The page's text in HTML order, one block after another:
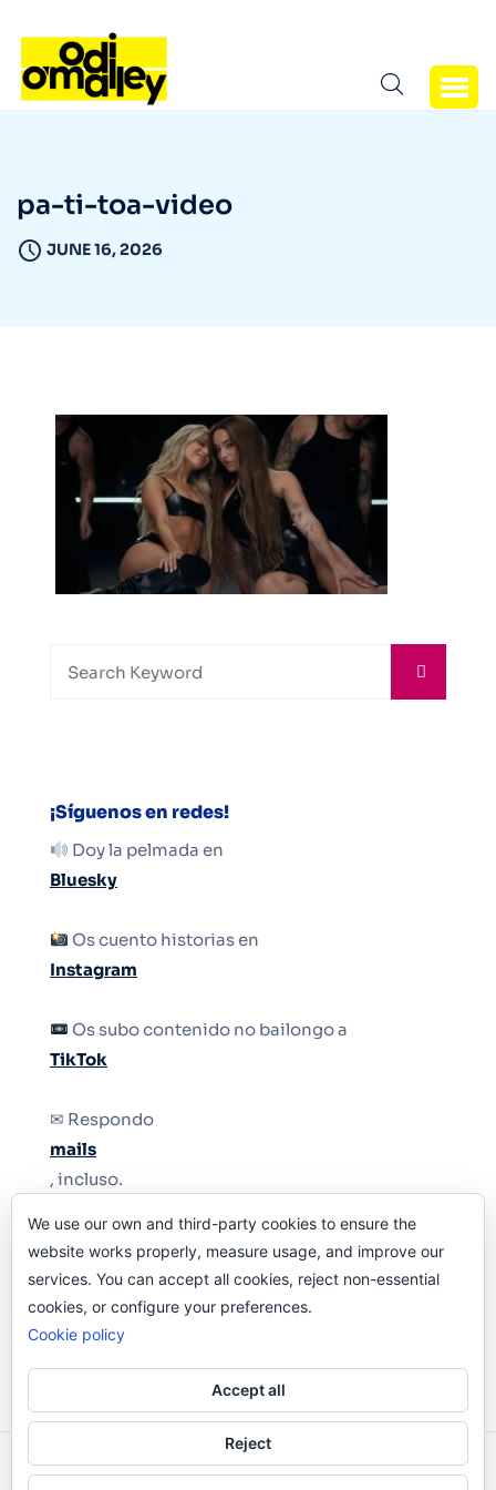
pa-ti-toa-video
JUNE 16, 2026
¡Síguenos en redes!
Doy la pelmada en
Bluesky
Os cuento historias en
Instagram
Os subo contenido no bailongo a
TikTok
✉ Respondo
mails
, incluso.
Y si una persona no puede tener teléfono, que
le quiten el teléfono.
Odi O'Malley © 2016-2025. Todos Los Derechos
We use our own and third-party cookies to ensure the
website works properly, measure usage, and improve our
services. You can accept all cookies, reject non-essential
cookies, or configure your preferences.
Cookie policy
Accept all
Reject